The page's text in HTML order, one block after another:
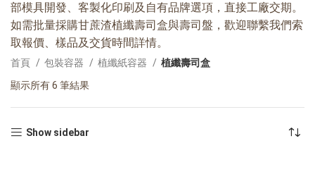
部模具開發、客製化印刷及自有品牌選項，直接工廠交期。
如需批量採購甘蔗渣植纖壽司盒與壽司盤，歡迎聯繫我們索
取報價、樣品及交貨時間詳情。
首頁 包裝容器 植纖紙容器
植纖壽司盒
顯示所有 6 筆結果
Show sidebar